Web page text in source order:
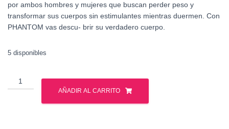
por ambos hombres y mujeres que buscan perder peso y
transformar sus cuerpos sin estimulantes mientras duermen. Con
PHANTOM vas descu- brir su verdadero cuerpo.
5 disponibles
NUBREED
PHANTOM
AÑADIR AL CARRITO